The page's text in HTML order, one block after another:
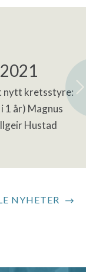
nytt kretsstyre:
1 år) Magnus
Hustad
NYHETER